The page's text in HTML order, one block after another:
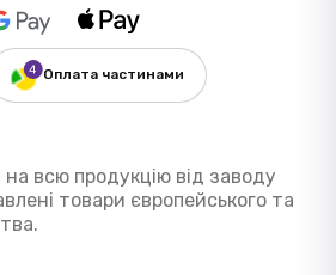
Оплата частинами
всю продукцію від заводу
товари європейського та